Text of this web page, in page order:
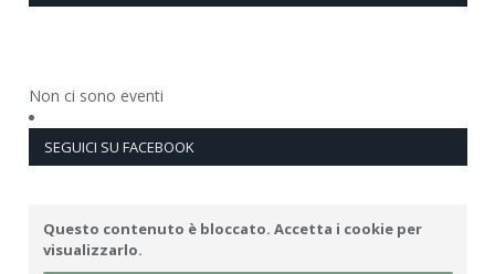
Non ci sono eventi
SEGUICI SU FACEBOOK
Questo contenuto è bloccato. Accetta i cookie per
visualizzarlo.